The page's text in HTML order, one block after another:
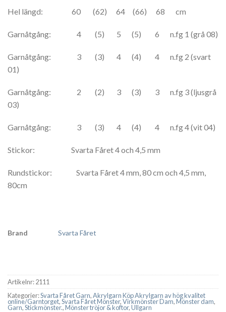
Hel längd: 60 (62) 64 (66) 68 cm
Garnåtgång: 4 (5) 5 (5) 6 n.fg 1 (grå 08)
Garnåtgång: 3 (3) 4 (4) 4 n.fg 2 (svart
01)
Garnåtgång: 2 (2) 3 (3) 3 n.fg 3 (ljusgrå
03)
Garnåtgång: 3 (3) 4 (4) 4 n.fg 4 (vit 04)
Stickor: Svarta Fåret 4 och 4,5 mm
Rundstickor: Svarta Fåret 4 mm, 80 cm och 4,5 mm,
80cm
Brand Svarta Fåret
Artikelnr:2111
Kategorier:Svarta Fåret Garn,Akrylgarn Köp Akrylgarn av hög kvalitet
online/Garntorget,Svarta Fåret Mönster,Virkmönster Dam,Mönster dam,
Garn,Stickmönster.,Mönster tröjor & koftor,Ullgarn